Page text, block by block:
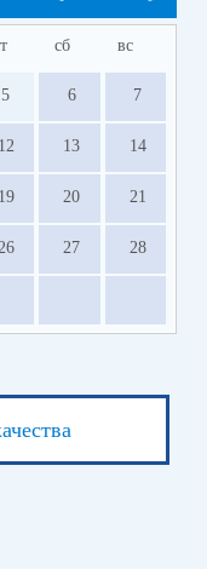
сб вс
5 6 7
12 13 14
19 20 21
27 28